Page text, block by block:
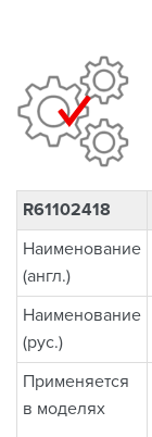
R61102418
Наименование
(англ.)
Наименование
(рус.)
Применяется
в моделях